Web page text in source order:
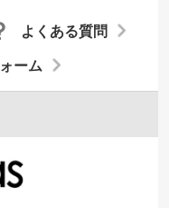
ーム
よくある質問